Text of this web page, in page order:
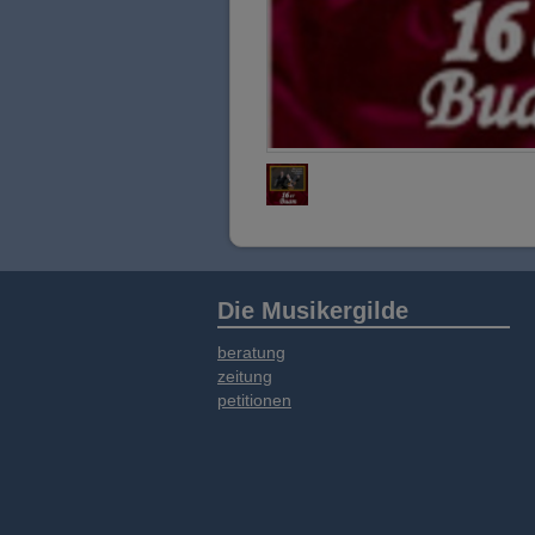
Die Musikergilde
beratung
zeitung
petitionen